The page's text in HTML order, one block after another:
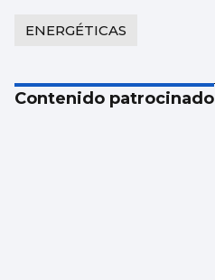
ENERGÉTICAS
Contenido patrocinado